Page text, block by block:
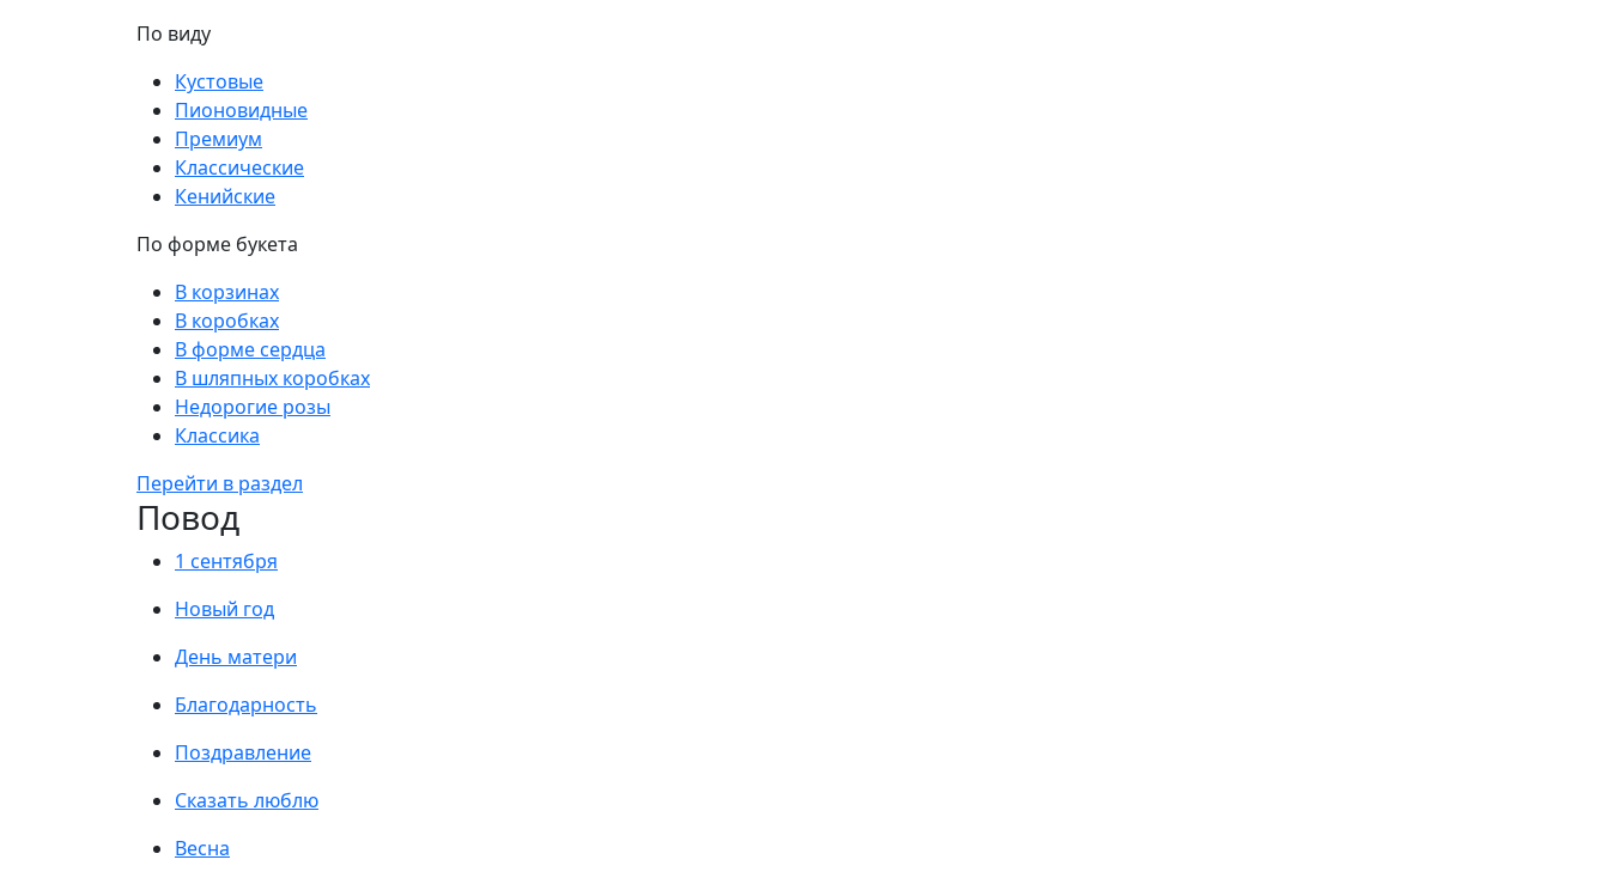
По виду
Кустовые
Пионовидные
Премиум
Классические
Кенийские
По форме букета
В корзинах
В коробках
В форме сердца
В шляпных коробках
Недорогие розы
Классика
Перейти в раздел
Повод
1 сентября
Новый год
День матери
Благодарность
Поздравление
Сказать люблю
Весна